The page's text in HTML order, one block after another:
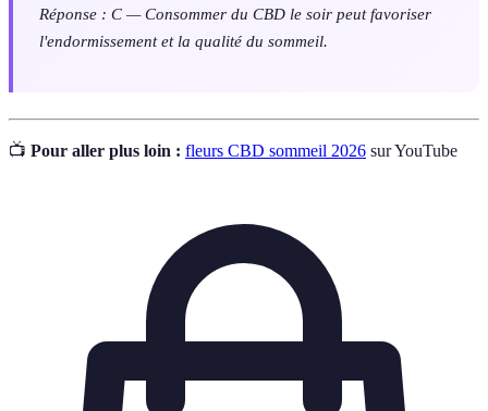
Réponse : C — Consommer du CBD le soir peut favoriser
l'endormissement et la qualité du sommeil.
📺 Pour aller plus loin : fleurs CBD sommeil 2026 sur YouTube